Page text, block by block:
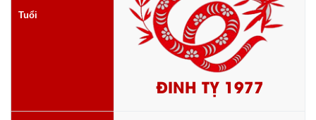
Tuổi
ĐINH TỴ 1977